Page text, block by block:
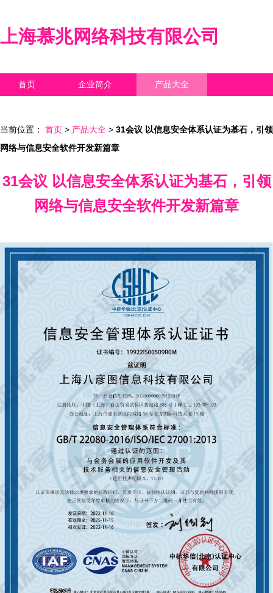
上海慕兆网络科技有限公司
首页 企业简介 产品大全
当前位置： 首页 > 产品大全 > 31会议 以信息安全体系认证为基石，引领
网络与信息安全软件开发新篇章
31会议 以信息安全体系认证为基石，引领
网络与信息安全软件开发新篇章